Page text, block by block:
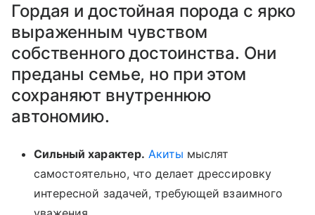
Гордая и достойная порода с ярко
выраженным чувством
собственного достоинства. Они
преданы семье, но при этом
сохраняют внутреннюю
автономию.
Сильный характер. Акиты мыслят
самостоятельно, что делает дрессировку
интересной задачей, требующей взаимного